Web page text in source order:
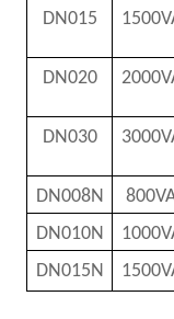
DN015
DN020
DN030
DN008N
DN010N
DN015N